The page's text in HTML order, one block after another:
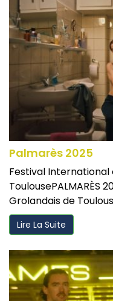
Palmarès 2025
Festival International
ToulousePALMARÈS
Grolandais de
Lire La Suite